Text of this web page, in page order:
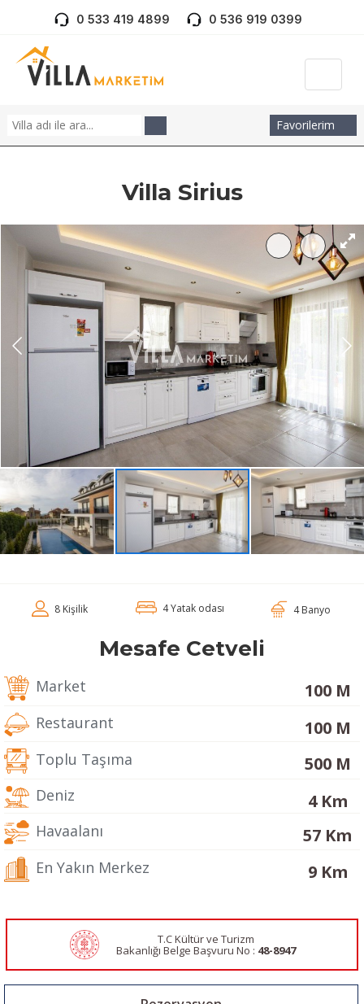
0 533 419 4899 0 536 919 0399
Favorilerim
Villa Sirius
8 Kişilik 4 Yatak odası 4 Banyo
Mesafe Cetveli
Market 100 M
Restaurant 100 M
Toplu Taşıma 500 M
Deniz 4 Km
Havaalanı 57 Km
En Yakın Merkez 9 Km
T.C Kültür ve Turizm
Bakanlığı Belge Başvuru No : 48-8947